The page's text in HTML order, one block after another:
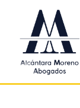
Saltar al